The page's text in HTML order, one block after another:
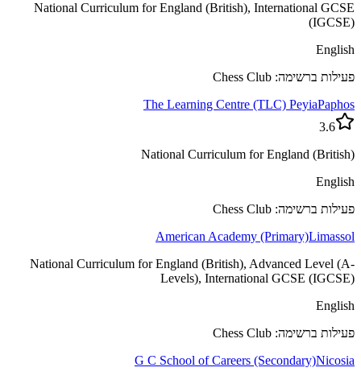
National Curriculum for England (British), International GCSE
(IGCSE)
English
פעילות ברשימה: Chess Club
The Learning Centre (TLC) PeyiaPaphos
3.6
National Curriculum for England (British)
English
פעילות ברשימה: Chess Club
American Academy (Primary)Limassol
National Curriculum for England (British), Advanced Level (A-
Levels), International GCSE (IGCSE)
English
פעילות ברשימה: Chess Club
G C School of Careers (Secondary)Nicosia